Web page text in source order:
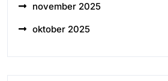
november 2025
oktober 2025